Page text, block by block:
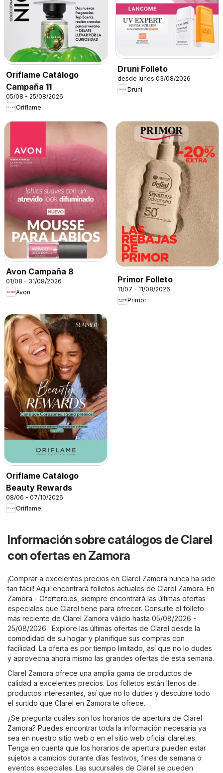
Oriflame Catálogo
Campaña 11
05/08 - 25/08/2026
Oriflame
Druni Folleto
desde lunes 03/08/2026
Druni
Avon Campaña 8
01/08 - 31/08/2026
Avon
Primor Folleto
11/07 - 11/08/2026
Primor
Oriflame Catálogo
Beauty Rewards
08/06 - 07/10/2026
Oriflame
Información sobre catálogos de Clarel
con ofertas en Zamora
¡Comprar a excelentes precios en Clarel Zamora nunca ha sido
tan fácil! Aquí encontrará folletos actuales de Clarel Zamora. En
Zamora - Ofertero.es , siempre encontrará las últimas ofertas
especiales que Clarel tiene para ofrecer. Consulte el folleto
más reciente de Clarel Zamora válido hasta 05/08/2026 -
25/08/2026 . Explore las últimas ofertas de Clarel desde la
comodidad de su hogar y planifique sus compras con
facilidad. La oferta es por tiempo limitado, así que no lo dudes
y aprovecha ahora mismo las grandes ofertas de esta semana.
Clarel Zamora ofrece una amplia gama de productos de
calidad a excelentes precios. Los folletos están llenos de
productos interesantes, así que no lo dudes y descubre todo
el surtido que Clarel en Zamora te ofrece.
¿Se pregunta cuáles son los horarios de apertura de Clarel
Zamora? Puedes encontrar toda la información necesaria ya
sea en nuestro sitio web o en el sitio web oficial clarel.es.
Tenga en cuenta que los horarios de apertura pueden estar
sujetos a cambios durante días festivos, fines de semana o
eventos especiales. Las sucursales de Clarel se pueden